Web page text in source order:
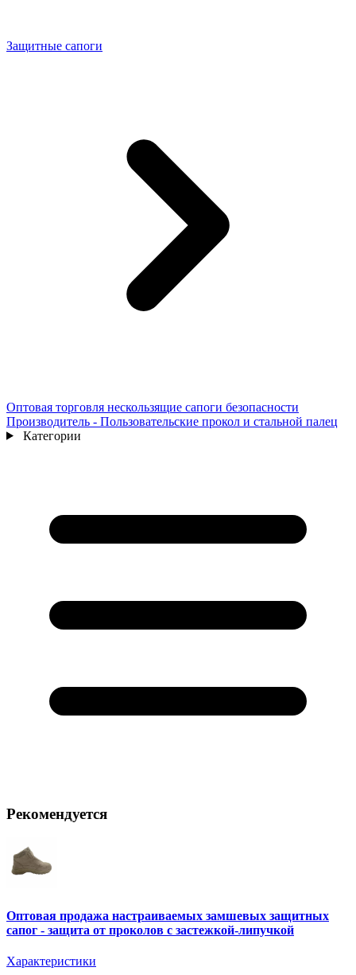
Защитные сапоги
Оптовая торговля нескользящие сапоги безопасности
Производитель - Пользовательские прокол и стальной палец
Категории
Рекомендуется
Оптовая продажа настраиваемых замшевых защитных
сапог - защита от проколов с застежкой-липучкой
Характеристики